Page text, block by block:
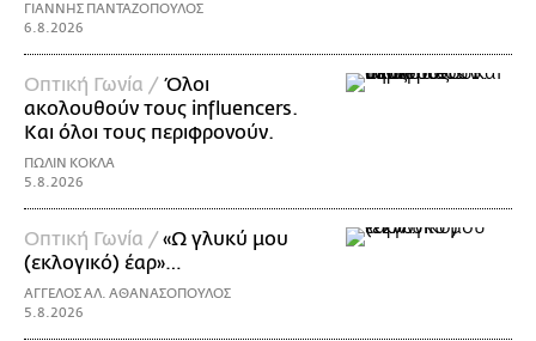
ΓΙΑΝΝΗΣ ΠΑΝΤΑΖΟΠΟΥΛΟΣ
6.8.2026
Οπτική Γωνία /Όλοι
ακολουθούν τους influencers.
Και όλοι τους περιφρονούν.
ΠΩΛΙΝ ΚΟΚΛΑ
5.8.2026
Οπτική Γωνία / «Ω γλυκύ μου
(εκλογικό) έαρ»…
ΑΓΓΕΛΟΣ ΑΛ. ΑΘΑΝΑΣΟΠΟΥΛΟΣ
5.8.2026